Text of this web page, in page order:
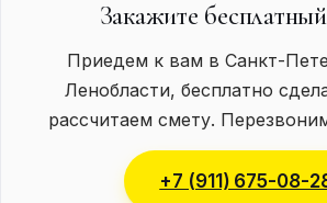
Закажите
Приедем к вам в Санкт-
Ленобласти, бесплатно
рассчитаем смету.
+7 (911) 675-08-